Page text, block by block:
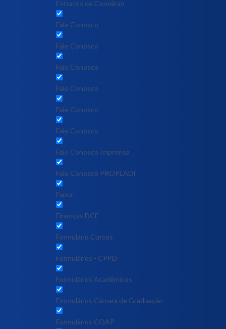
Extratos de Convênio
Fale Conosco
Fale Conosco
Fale Conosco
Fale Conosco
Fale Conosco
Fale Conosco
Fale Conosco Imprensa
Fale Conosco PROPLADI
Fapur
Finanças DCF
Formulário Cursos
Formulários - CPPD
Formulários Acadêmicos
Formulários Câmara de Graduação
Formulários COAP